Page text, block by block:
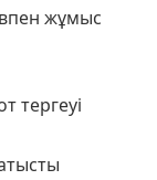
жұмыс
тергеуі